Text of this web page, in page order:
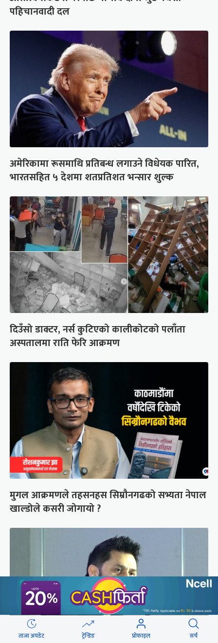
पहिचानवादी दल
अमेरिकामा रूसमाथि प्रतिबन्ध लगाउने विधेयक पारित,
भारतसहित ५ देशमा शतप्रतिशत भन्सार शुल्क
दिउँसो डाक्टर, नर्स कुटिएको कालीकोटको पलाँता
अस्पतालमा राति फेरि आक्रमण
मुगल आक्रमणले तहसनहस सिम्रौनगढको सभ्यता नेपाल
खाल्डोले कसरी जोगायो ?
ताजा अपडेट ट्रेन्डिङ प्रोफाइल सर्च